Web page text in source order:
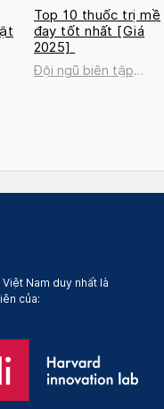
Top 10 thuốc trị mề
đay tốt nhất [Giá
2025]
Đội ngũ biên tập
Việt Nam duy nhất là
của: